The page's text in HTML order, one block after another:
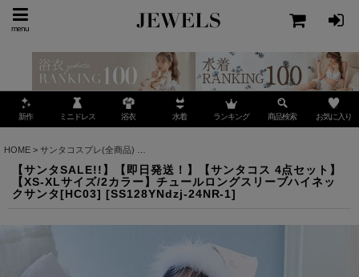
menu
新作 ミニドレス 浴衣 水着 ランキング 商品検索 お気に入り
HOME > サンタコスプレ(全商品)
【サンタSALE!!】【即日発送！】【サンタコス 4点セット】
【XS-XLサイズ/2カラー】チュールロングスリーブハイネッ
クサンタ[HC03] [SS128YNdzj-24NR-1]